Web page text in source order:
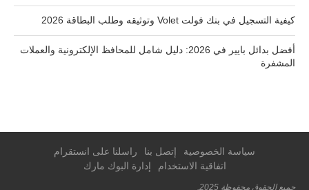
كيفية التسجيل في بنك فولت Volet وتوثيقه وطلب البطاقة 2026
أفضل بدائل بايير في 2026: دليل شامل للمحافظ الإلكترونية والعملات
المشفرة
سياسة الخصوصية إتصل بنا
راسلنا على انستقرام
اتفاقية الاستخدام
إدارة البوك مارك
جميع الحقوق محفوظة 2025.